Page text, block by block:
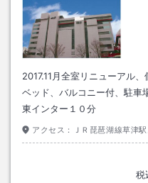
2017.11月全室リニューアル
ベッド、バルコニー付、駐車
東インター１０分
アクセス： ＪＲ琵琶湖線草津
税